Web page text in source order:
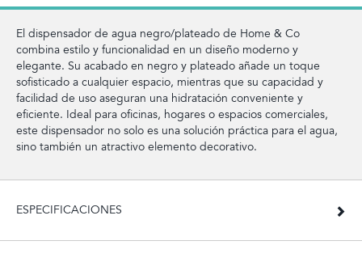
El dispensador de agua negro/plateado de Home & Co
combina estilo y funcionalidad en un diseño moderno y
elegante. Su acabado en negro y plateado añade un toque
sofisticado a cualquier espacio, mientras que su capacidad y
facilidad de uso aseguran una hidratación conveniente y
eficiente. Ideal para oficinas, hogares o espacios comerciales,
este dispensador no solo es una solución práctica para el agua,
sino también un atractivo elemento decorativo.
ESPECIFICACIONES